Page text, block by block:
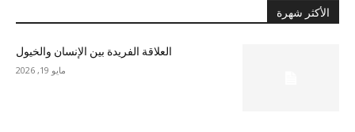
الأكثر شهرة
العلاقة الفريدة بين الإنسان والخيول
مايو 19, 2026